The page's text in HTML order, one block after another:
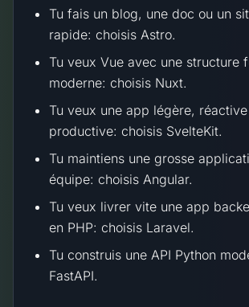
Tu fais un blog, une doc ou un
rapide: choisis Astro.
Tu veux Vue avec une structure
moderne: choisis Nuxt.
Tu veux une app légère,
productive: choisis SvelteKit.
Tu maintiens une grosse
équipe: choisis Angular.
Tu veux livrer vite une app
en PHP: choisis Laravel.
Tu construis une API Python
FastAPI.